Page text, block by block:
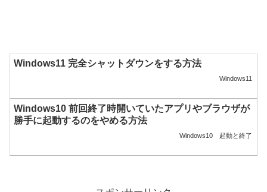
Windows11 完全シャットダウンをする方法
Windows11
Windows10 前回終了時開いていたアプリやブラウザが
勝手に起動するのをやめる方法
Windows10 起動と終了